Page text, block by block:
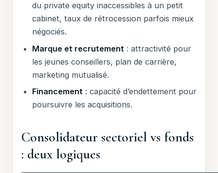
du private equity inaccessibles à un petit
cabinet, taux de rétrocession parfois mieux
négociés.
Marque et recrutement : attractivité pour
les jeunes conseillers, plan de carrière,
marketing mutualisé.
Financement : capacité d’endettement pour
poursuivre les acquisitions.
Consolidateur sectoriel vs fonds
: deux logiques